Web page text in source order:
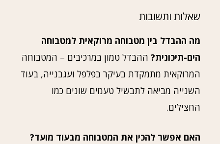
שאלות ותשובות
מה ההבדל בין מטבוחה מרוקאית למטבוחה
הים-תיכונית? ההבדל טמון במרכיבים – המטבוחה
המרוקאית מתמקדת בעיקר בפלפל ועגבנייה, בעוד
השנייה מביאה לתבשיל טעמים שונים כמו
החצילים.
האם אפשר להכין את המטבוחה מבעוד מועד?